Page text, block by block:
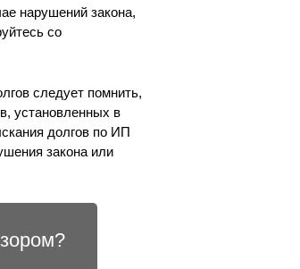
нарушений закона,
со
следует помнить,
установленных в
долгов по ИП
закона или